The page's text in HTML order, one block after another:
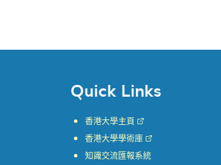
Quick Links
香港大學主頁
香港大學學術庫
知識交流匯報系統